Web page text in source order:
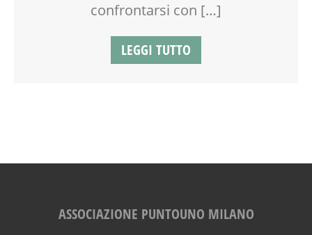
confrontarsi con […]
LEGGI TUTTO
ASSOCIAZIONE PUNTOUNO MILANO